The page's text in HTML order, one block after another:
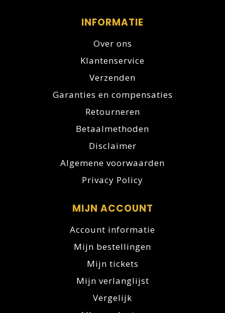
INFORMATIE
Over ons
Klantenservice
Verzenden
Garanties en compensaties
Retourneren
Betaalmethoden
Disclaimer
Algemene voorwaarden
Privacy Policy
MIJN ACCOUNT
Account informatie
Mijn bestellingen
Mijn tickets
Mijn verlanglijst
Vergelijk